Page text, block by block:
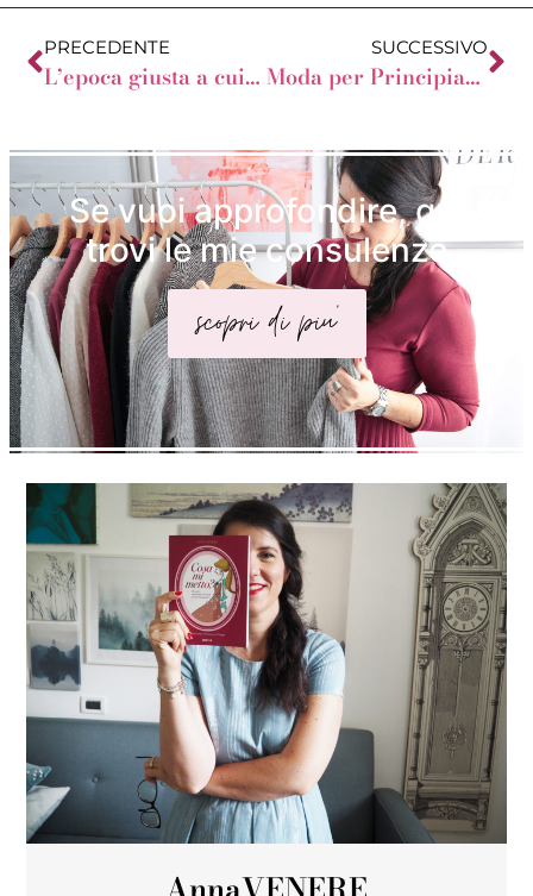
PRECEDENTE
L’epoca giusta a cui ispirarsi
SUCCESSIVO
Moda per Principianti su Top Girl
Se vuoi approfondire, qui
trovi le mie consulenze
scopri di piu'